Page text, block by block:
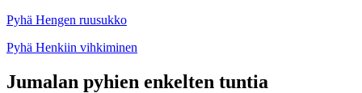
Pyhä Hengen ruusukko
Pyhä Henkiin vihkiminen
Jumalan pyhien enkelten tuntia